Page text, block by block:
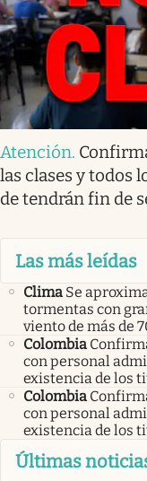
Atención.
las clases y todos
de tendrán fin de
Las más leídas
Clima Se
tormentas con
viento de más de
Colombia
con personal
existencia de los
Colombia
con personal
existencia de los
Últimas